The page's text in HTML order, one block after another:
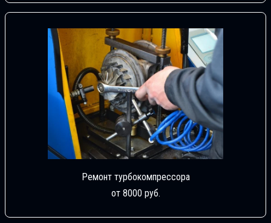
Ремонт турбокомпрессора
от 8000 руб.